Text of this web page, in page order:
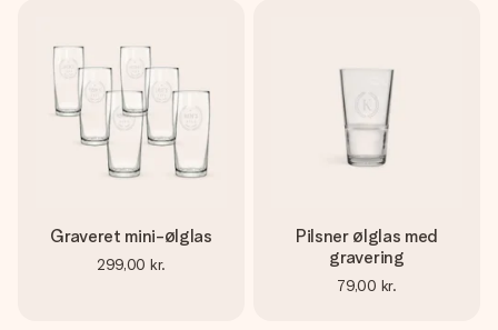
Graveret mini-ølglas
299,00 kr.
Pilsner ølglas med
gravering
79,00 kr.